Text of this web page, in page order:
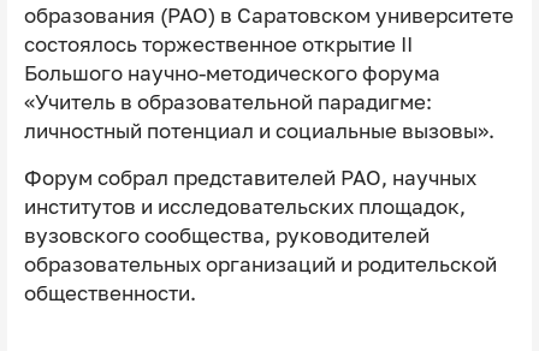
образования (РАО) в Саратовском университете
состоялось торжественное открытие II
Большого научно-методического форума
«Учитель в образовательной парадигме:
личностный потенциал и социальные вызовы».
Форум собрал представителей РАО, научных
институтов и исследовательских площадок,
вузовского сообщества, руководителей
образовательных организаций и родительской
общественности.